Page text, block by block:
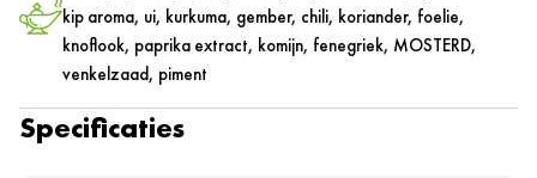
kip aroma, ui, kurkuma, gember, chili, koriander, foelie,
knoflook, paprika extract, komijn, fenegriek, MOSTERD,
venkelzaad, piment
Specificaties